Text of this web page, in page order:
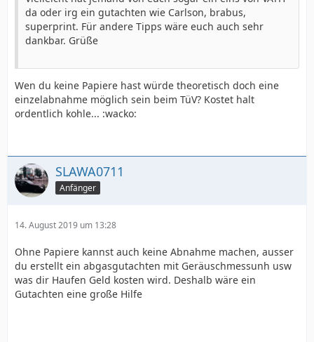
da oder irg ein gutachten wie Carlson, brabus,
superprint. Für andere Tipps wäre euch auch sehr
dankbar. Grüße
Wen du keine Papiere hast würde theoretisch doch eine
einzelabnahme möglich sein beim TüV? Kostet halt
ordentlich kohle... :wacko:
SLAWA0711
Anfänger
14. August 2019 um 13:28
Ohne Papiere kannst auch keine Abnahme machen, ausser
du erstellt ein abgasgutachten mit Geräuschmessunh usw
was dir Haufen Geld kosten wird. Deshalb wäre ein
Gutachten eine große Hilfe